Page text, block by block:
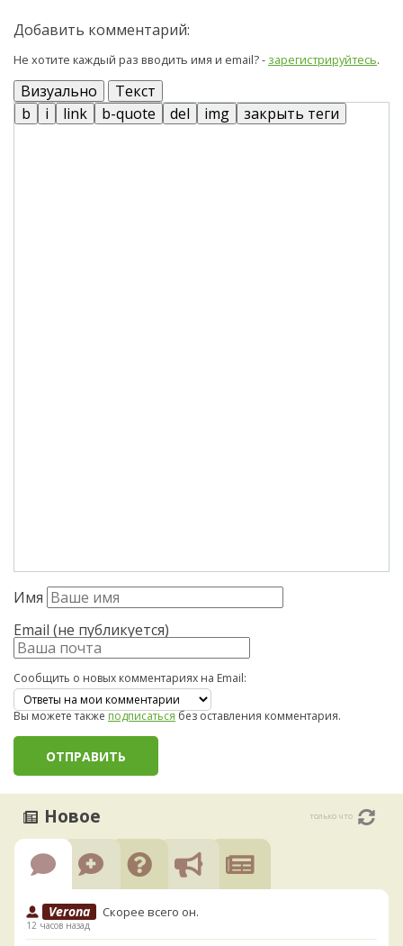
Добавить комментарий:
Не хотите каждый раз вводить имя и email? - зарегистрируйтесь.
Визуально Текст
Имя
Email (не публикуется)
Сообщить о новых комментариях на Email:
Вы можете такжеподписатьсябез оставления комментария.
Новое только что
Verona Скорее всего он.
12 часов назад